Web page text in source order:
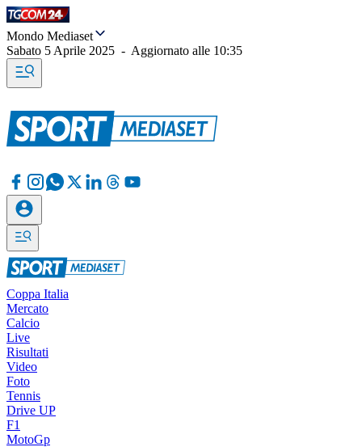
Mondo Mediaset
Sabato 5 Aprile 2025 - Aggiornato alle 10:35
Coppa Italia
Mercato
Calcio
Live
Risultati
Video
Foto
Tennis
Drive UP
F1
MotoGp